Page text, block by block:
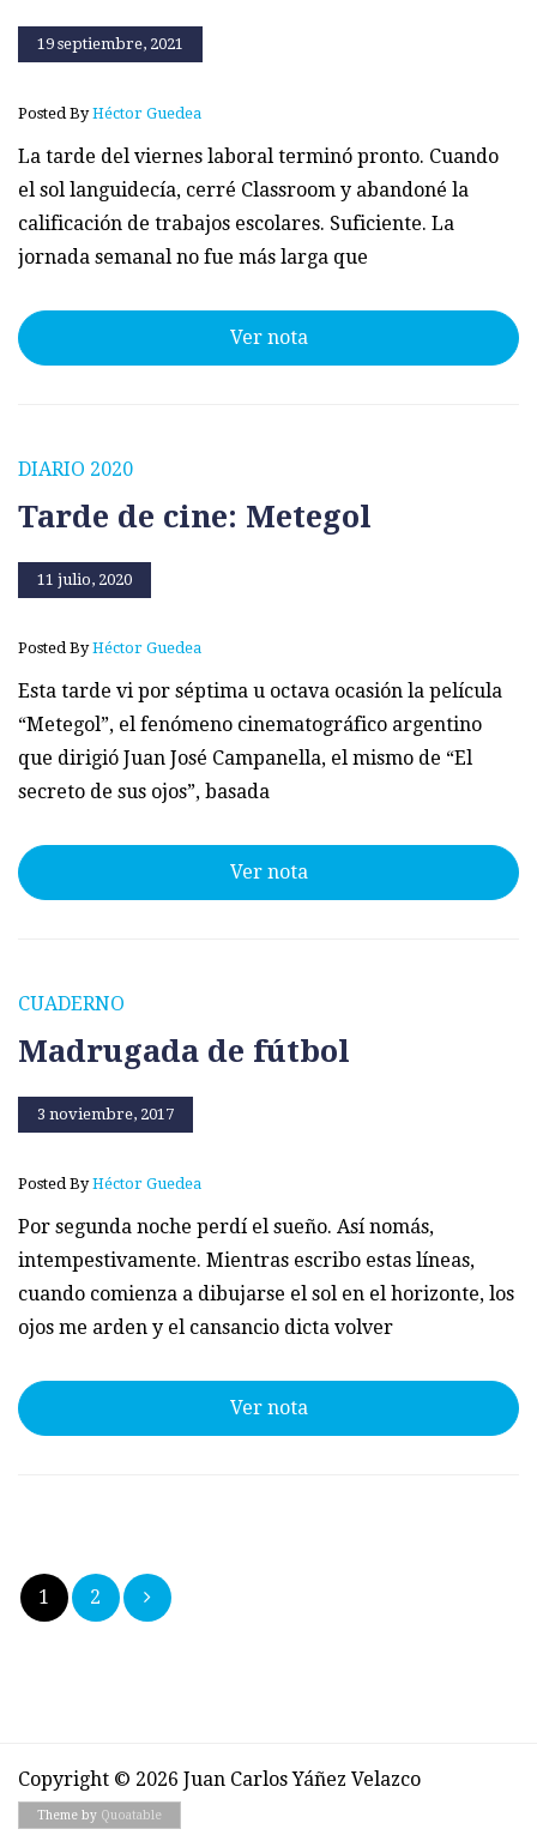
19 septiembre, 2021
Posted ByHéctor Guedea
La tarde del viernes laboral terminó pronto. Cuando
el sol languidecía, cerré Classroom y abandoné la
calificación de trabajos escolares. Suficiente. La
jornada semanal no fue más larga que
Ver nota
DIARIO 2020
Tarde de cine: Metegol
11 julio, 2020
Posted ByHéctor Guedea
Esta tarde vi por séptima u octava ocasión la película
“Metegol”, el fenómeno cinematográfico argentino
que dirigió Juan José Campanella, el mismo de “El
secreto de sus ojos”, basada
Ver nota
CUADERNO
Madrugada de fútbol
3 noviembre, 2017
Posted ByHéctor Guedea
Por segunda noche perdí el sueño. Así nomás,
intempestivamente. Mientras escribo estas líneas,
cuando comienza a dibujarse el sol en el horizonte, los
ojos me arden y el cansancio dicta volver
Ver nota
Paginación
de
1 2
Copyright © 2026 Juan Carlos Yáñez Velazco
Theme by Quoatable